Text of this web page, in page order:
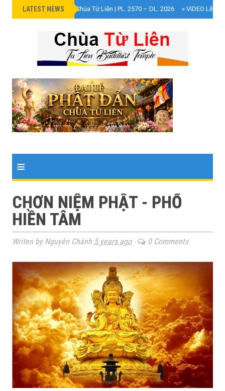
LATEST NEWS
»Đại Lễ Phật Đản Chùa Từ Liên | PL. 2570 – DL. 2026 » VIDEO Lễ
≡
CHƠN NIỆM PHẬT - PHỔ
HIỀN TÂM
Writen by Nguyên Chánh 5 years ago- 0 Comments